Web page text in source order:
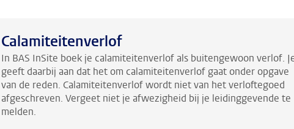
Calamiteitenverlof
In BAS InSite boek je calamiteitenverlof als buitengewoon verlof.
geeft daarbij aan dat het om calamiteitenverlof gaat onder opgave
van de reden. Calamiteitenverlof wordt niet van het verloftegoed
afgeschreven. Vergeet niet je afwezigheid bij je leidinggevende te
melden.